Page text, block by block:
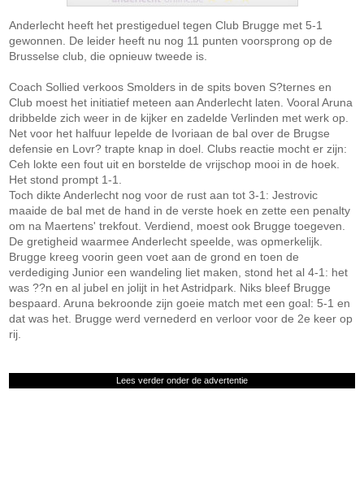
Anderlecht heeft het prestigeduel tegen Club Brugge met 5-1
gewonnen. De leider heeft nu nog 11 punten voorsprong op de
Brusselse club, die opnieuw tweede is.
Coach Sollied verkoos Smolders in de spits boven S?ternes en
Club moest het initiatief meteen aan Anderlecht laten. Vooral Aruna
dribbelde zich weer in de kijker en zadelde Verlinden met werk op.
Net voor het halfuur lepelde de Ivoriaan de bal over de Brugse
defensie en Lovr? trapte knap in doel. Clubs reactie mocht er zijn:
Ceh lokte een fout uit en borstelde de vrijschop mooi in de hoek.
Het stond prompt 1-1.
Toch dikte Anderlecht nog voor de rust aan tot 3-1: Jestrovic
maaide de bal met de hand in de verste hoek en zette een penalty
om na Maertens' trekfout. Verdiend, moest ook Brugge toegeven.
De gretigheid waarmee Anderlecht speelde, was opmerkelijk.
Brugge kreeg voorin geen voet aan de grond en toen de
verdediging Junior een wandeling liet maken, stond het al 4-1: het
was ??n en al jubel en jolijt in het Astridpark. Niks bleef Brugge
bespaard. Aruna bekroonde zijn goeie match met een goal: 5-1 en
dat was het. Brugge werd vernederd en verloor voor de 2e keer op
rij.
Lees verder onder de advertentie